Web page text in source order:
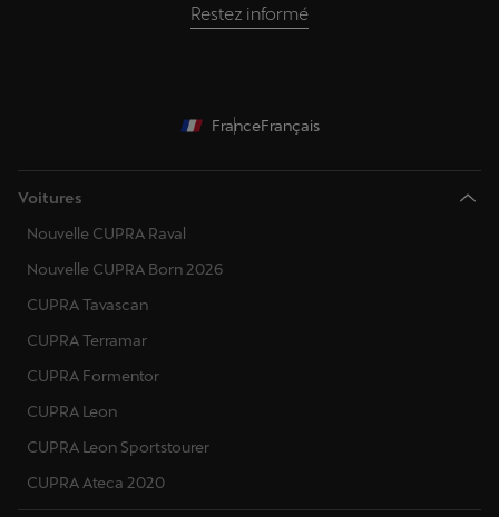
Restez informé
FranceFrançais
Voitures
Nouvelle CUPRA Raval
Nouvelle CUPRA Born 2026
CUPRA Tavascan
CUPRA Terramar
CUPRA Formentor
CUPRA Leon
CUPRA Leon Sportstourer
CUPRA Ateca 2020